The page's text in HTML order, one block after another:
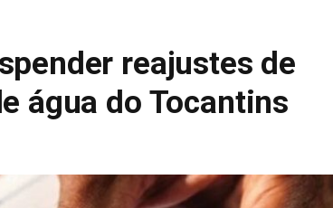
reajustes de
água do Tocantins